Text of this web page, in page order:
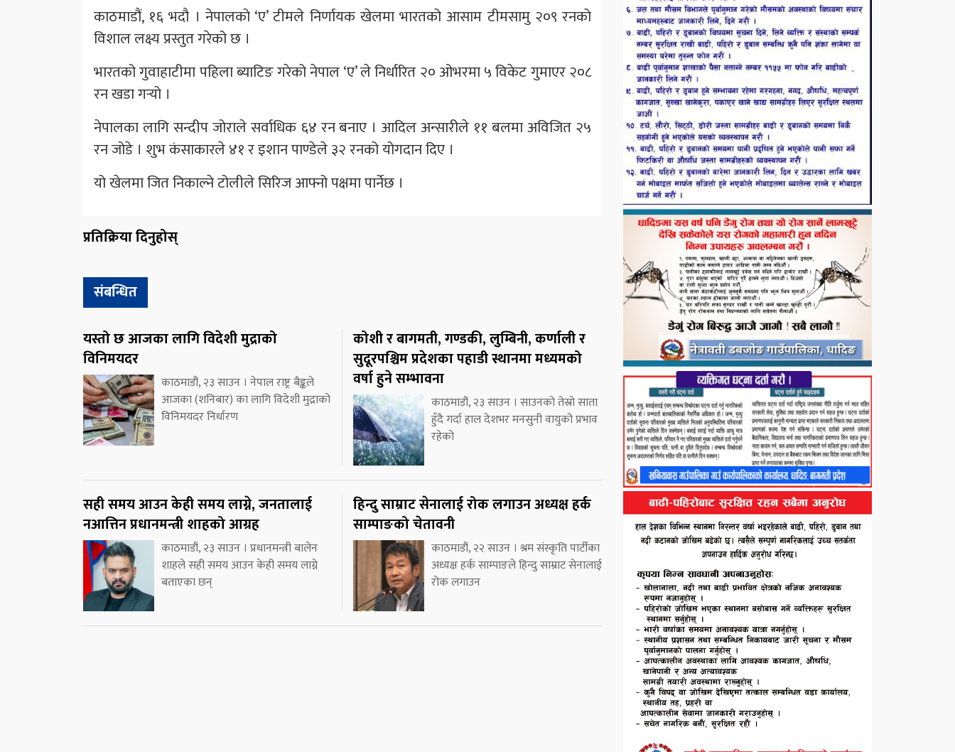
काठमाडौं, १६ भदौ । नेपालको ‘ए’ टीमले निर्णायक खेलमा भारतको आसाम टीमसामु २०९ रनको
विशाल लक्ष्य प्रस्तुत गरेको छ ।
भारतको गुवाहाटीमा पहिला ब्याटिङ गरेको नेपाल ‘ए’ ले निर्धारित २० ओभरमा ५ विकेट गुमाएर २०८
रन खडा गर्‍यो ।
नेपालका लागि सन्दीप जोराले सर्वाधिक ६४ रन बनाए । आदिल अन्सारीले ११ बलमा अविजित २५
रन जोडे । शुभ कंसाकारले ४१ र इशान पाण्डेले ३२ रनको योगदान दिए ।
यो खेलमा जित निकाल्ने टोलीले सिरिज आफ्नो पक्षमा पार्नेछ ।
प्रतिक्रिया दिनुहोस्
संबन्धित
यस्तो छ आजका लागि विदेशी मुद्राको
विनिमयदर
काठमाडौं, २३ साउन । नेपाल राष्ट्र बैङ्कले
आजका (शनिबार) का लागि विदेशी मुद्राको
विनिमयदर निर्धारण
कोशी र बागमती, गण्डकी, लुम्बिनी, कर्णाली र
सुदूरपश्चिम प्रदेशका पहाडी स्थानमा मध्यमको
वर्षा हुने सम्भावना
काठमाडौं, २३ साउन । साउनको तेस्रो साता
हुँदै गर्दा हाल देशभर मनसुनी वायुको प्रभाव
रहेको
सही समय आउन केही समय लाग्ने, जनतालाई
नआत्तिन प्रधानमन्त्री शाहको आग्रह
काठमाडौं, २३ साउन । प्रधानमन्त्री बालेन
शाहले सही समय आउन केही समय लाग्ने
बताएका छन्
हिन्दु साम्राट सेनालाई रोक लगाउन अध्यक्ष हर्क
साम्पाङको चेतावनी
काठमाडौं, २२ साउन । श्रम संस्कृति पार्टीका
अध्यक्ष हर्क साम्पाङले हिन्दु साम्राट सेनालाई
रोक लगाउन